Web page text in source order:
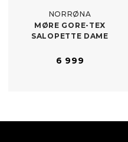
NORRØNA
MØRE GORE-​TEX
SALOPETTE DAME
6 999